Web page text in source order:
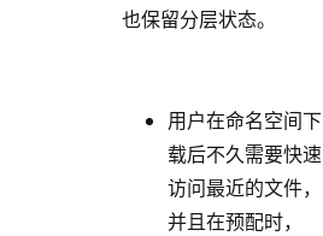
也保留分层状态。
用户在命名空间下
载后不久需要快速
访问最近的文件，
并且在预配时，